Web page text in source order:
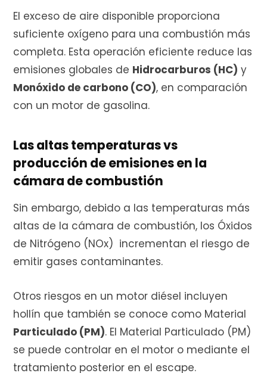
El exceso de aire disponible proporciona
suficiente oxígeno para una combustión más
completa. Esta operación eficiente reduce las
emisiones globales de Hidrocarburos (HC) y
Monóxido de carbono (CO), en comparación
con un motor de gasolina.
Las altas temperaturas vs
producción de emisiones en la
cámara de combustión
Sin embargo, debido a las temperaturas más
altas de la cámara de combustión, los Óxidos
de Nitrógeno (NOx) incrementan el riesgo de
emitir gases contaminantes.
Otros riesgos en un motor diésel incluyen
hollín que también se conoce como Material
Particulado (PM). El Material Particulado (PM)
se puede controlar en el motor o mediante el
tratamiento posterior en el escape.